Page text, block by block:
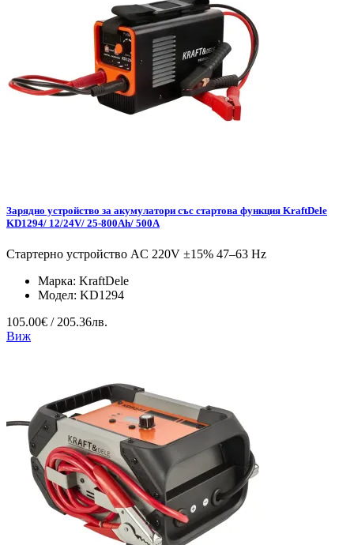
Зарядно устройство за акумулатори със стартова функция KraftDele
KD1294/ 12/24V/ 25-800Ah/ 500A
Стартерно устройство AC 220V ±15% 47–63 Hz
Марка: KraftDele
Модел: KD1294
105.00€ / 205.36лв.
Виж